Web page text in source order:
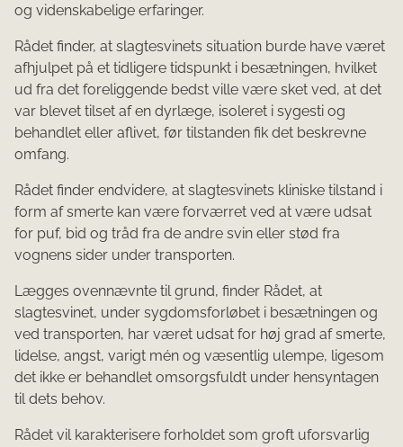
og videnskabelige erfaringer.
Rådet finder, at slagtesvinets situation burde have været
afhjulpet på et tidligere tidspunkt i besætningen, hvilket
ud fra det foreliggende bedst ville være sket ved, at det
var blevet tilset af en dyrlæge, isoleret i sygesti og
behandlet eller aflivet, før tilstanden fik det beskrevne
omfang.
Rådet finder endvidere, at slagtesvinets kliniske tilstand i
form af smerte kan være forværret ved at være udsat
for puf, bid og tråd fra de andre svin eller stød fra
vognens sider under transporten.
Lægges ovennævnte til grund, finder Rådet, at
slagtesvinet, under sygdomsforløbet i besætningen og
ved transporten, har været udsat for høj grad af smerte,
lidelse, angst, varigt mén og væsentlig ulempe, ligesom
det ikke er behandlet omsorgsfuldt under hensyntagen
til dets behov.
Rådet vil karakterisere forholdet som groft uforsvarlig